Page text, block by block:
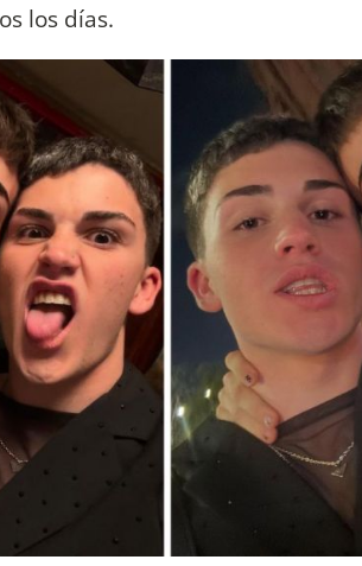
los días.